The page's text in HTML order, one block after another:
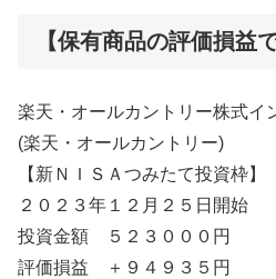
【保有商品の評価損益で
楽天・オールカントリー株式イ
(楽天・オールカントリー)
【新ＮＩＳＡつみたて投資枠】
２０２３年１２月２５日開始
投資金額 ５２３０００円
評価損益 ＋９４９３５円